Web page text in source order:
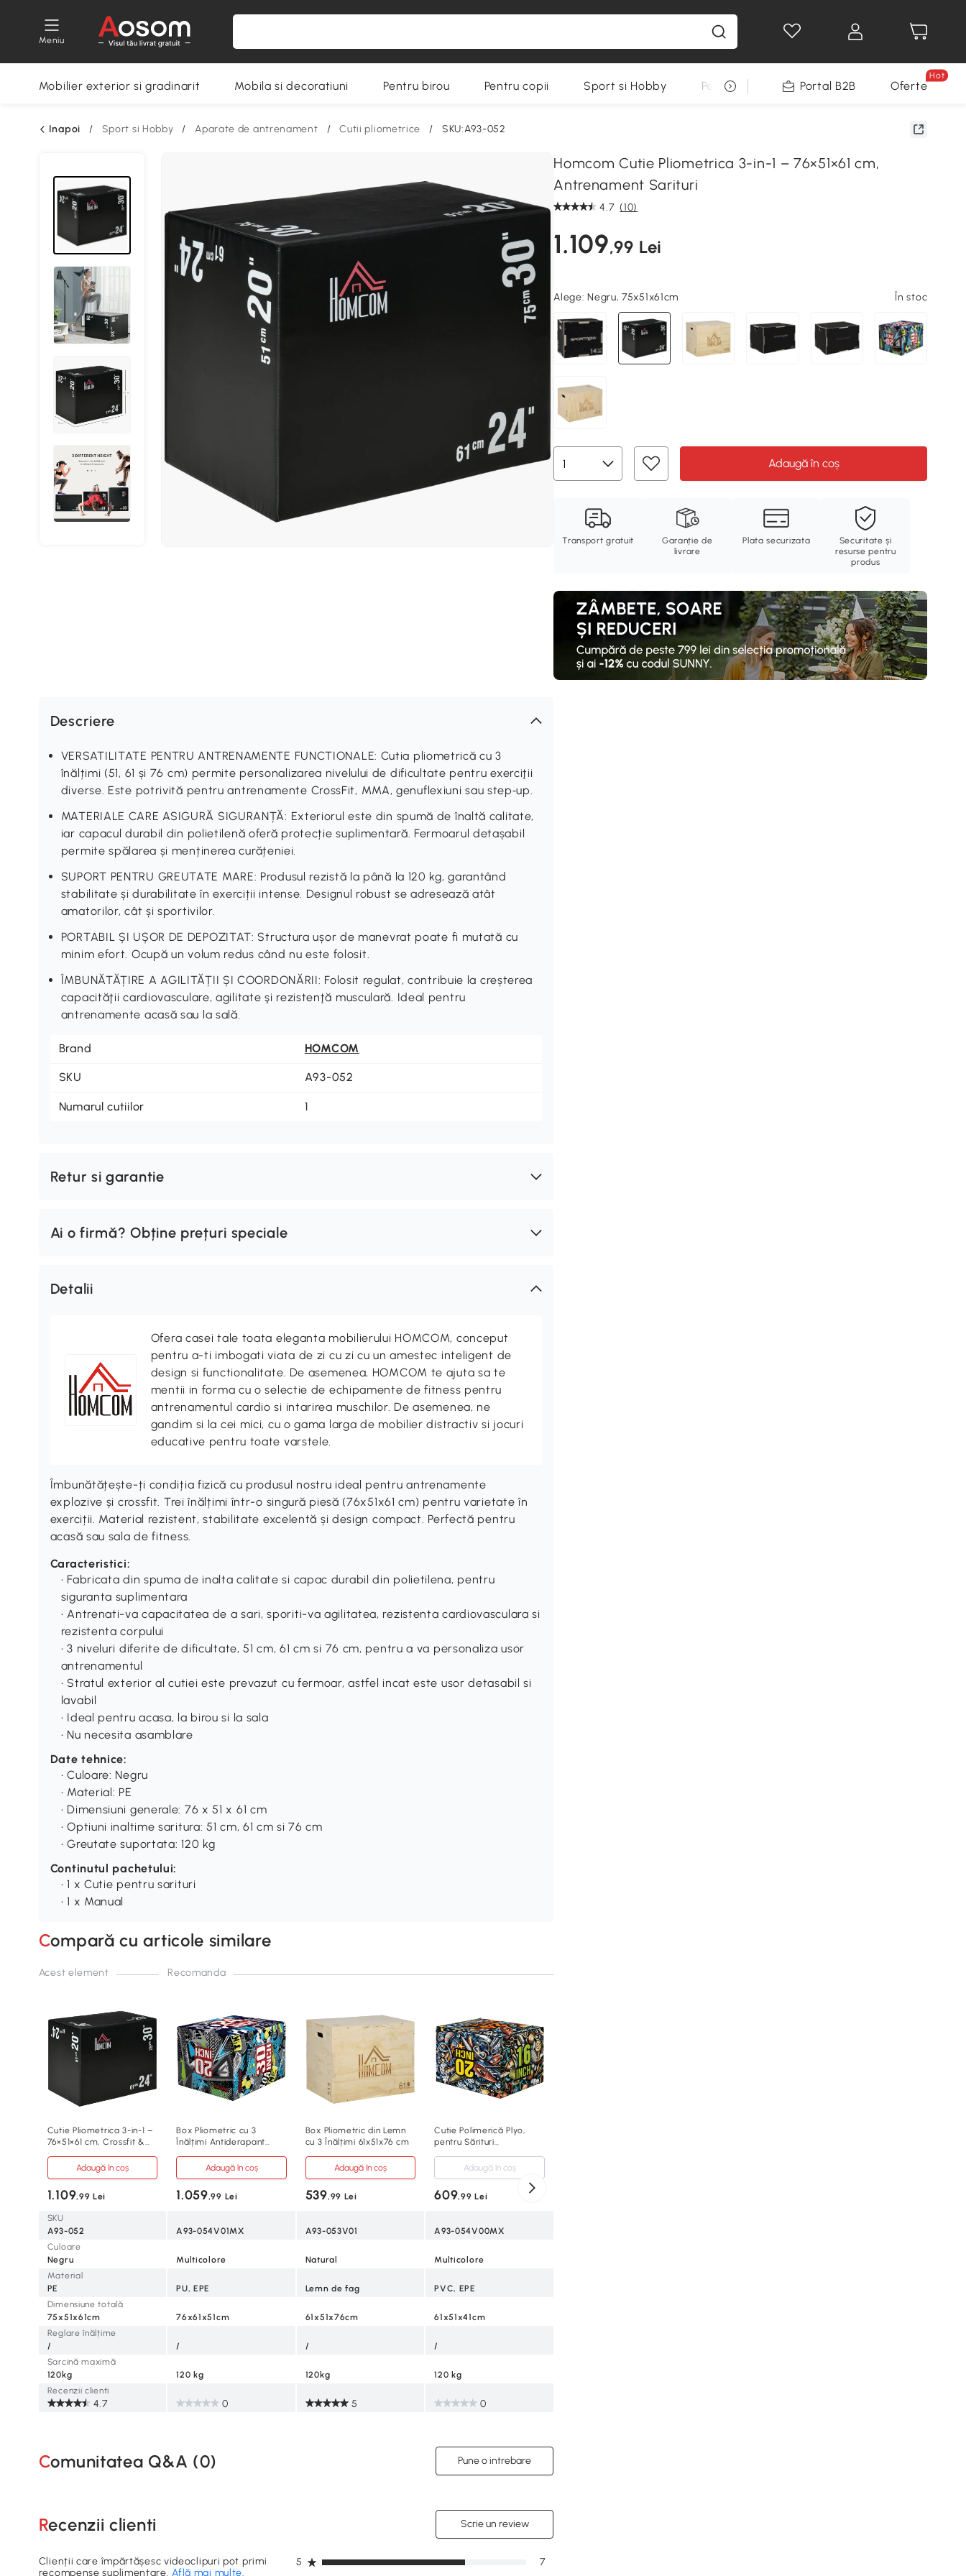
Meniu
Mobilier exterior si gradinarit Mobila si decoratiuni Pentru birou Pentru copii Sport si Hobby Pentru animale Decoratiuni Sarbatori
Portal B2B Oferte
Hot
Inapoi / Sport si Hobby / Aparate de antrenament / Cutii pliometrice / SKU:A93-052
Homcom Cutie Pliometrica 3-in-1 – 76×51×61 cm,
Antrenament Sarituri
4.7 (10)
1.109,99 Lei
Alege:Negru, 75x51x61cm În stoc
Adaugă în coș
Transport gratuit
Garanție de
livrare
Plata securizata
Securitate și
resurse pentru
produs
Descriere
VERSATILITATE PENTRU ANTRENAMENTE FUNCTIONALE: Cutia pliometrică cu 3
înălțimi (51, 61 și 76 cm) permite personalizarea nivelului de dificultate pentru exerciţii
diverse. Este potrivită pentru antrenamente CrossFit, MMA, genuflexiuni sau step‑up.
MATERIALE CARE ASIGURĂ SIGURANȚĂ: Exteriorul este din spumă de înaltă calitate,
iar capacul durabil din polietilenă oferă protecție suplimentară. Fermoarul detașabil
permite spălarea și menținerea curățeniei.
SUPORT PENTRU GREUTATE MARE: Produsul rezistă la până la 120 kg, garantând
stabilitate și durabilitate în exerciții intense. Designul robust se adresează atât
amatorilor, cât și sportivilor.
PORTABIL ȘI UȘOR DE DEPOZITAT: Structura ușor de manevrat poate fi mutată cu
minim efort. Ocupă un volum redus când nu este folosit.
ÎMBUNĂTĂȚIRE A AGILITĂȚII ȘI COORDONĂRII: Folosit regulat, contribuie la creșterea
capacităţii cardiovasculare, agilitate şi rezistenţă musculară. Ideal pentru
antrenamente acasă sau la sală.
Brand HOMCOM
SKU A93-052
Numarul cutiilor 1
Retur si garantie
Ai o firmă? Obține prețuri speciale
Detalii
Ofera casei tale toata eleganta mobilierului HOMCOM, conceput
pentru a-ti imbogati viata de zi cu zi cu un amestec inteligent de
design si functionalitate. De asemenea, HOMCOM te ajuta sa te
mentii in forma cu o selectie de echipamente de fitness pentru
antrenamentul cardio si intarirea muschilor. De asemenea, ne
gandim si la cei mici, cu o gama larga de mobilier distractiv si jocuri
educative pentru toate varstele.
Îmbunătățește-ți condiția fizică cu produsul nostru ideal pentru antrenamente
explozive și crossfit. Trei înălțimi într-o singură piesă (76x51x61 cm) pentru varietate în
exerciții. Material rezistent, stabilitate excelentă și design compact. Perfectă pentru
acasă sau sala de fitness.
Caracteristici:
• Fabricata din spuma de inalta calitate si capac durabil din polietilena, pentru
siguranta suplimentara
• Antrenati-va capacitatea de a sari, sporiti-va agilitatea, rezistenta cardiovasculara si
rezistenta corpului
• 3 niveluri diferite de dificultate, 51 cm, 61 cm si 76 cm, pentru a va personaliza usor
antrenamentul
• Stratul exterior al cutiei este prevazut cu fermoar, astfel incat este usor detasabil si
lavabil
• Ideal pentru acasa, la birou si la sala
• Nu necesita asamblare
Date tehnice:
• Culoare: Negru
• Material: PE
• Dimensiuni generale: 76 x 51 x 61 cm
• Optiuni inaltime saritura: 51 cm, 61 cm si 76 cm
• Greutate suportata: 120 kg
Continutul pachetului:
• 1 x Cutie pentru sarituri
• 1 x Manual
Compară cu articole similare
SKU
Culoare
Material
Dimensiune totală
Reglare înălțime
Sarcină maximă
Recenzii clienti
Acest element
Cutie Pliometrica 3-in-1 –
76×51×61 cm, Crossfit &
Adaugă în coș
1.109,99 Lei
A93-052
Negru
PE
75x51x61cm
/
120kg
4.7
Recomanda
Box Pliometric cu 3
Înălțimi Antiderapant
Adaugă în coș
1.059,99 Lei
A93-054V01MX
Multicolore
PU, EPE
76x61x51cm
/
120 kg
0
Box Pliometric din Lemn
cu 3 Înălțimi 61x51x76 cm
Adaugă în coș
539,99 Lei
A93-053V01
Natural
Lemn de fag
61x51x76cm
/
120kg
5
Cutie Polimerică Plyo,
pentru Sărituri
cm, Multicolor
Adaugă în coș
609,99 Lei
A93-054V00MX
Multicolore
PVC, EPE
61x51x41cm
/
120 kg
0
Comunitatea Q&A (0) Pune o intrebare
Recenzii clienti Scrie un review
Clienții care împărtășesc videoclipuri pot primi
recompense suplimentare.Află mai multe.
5 7